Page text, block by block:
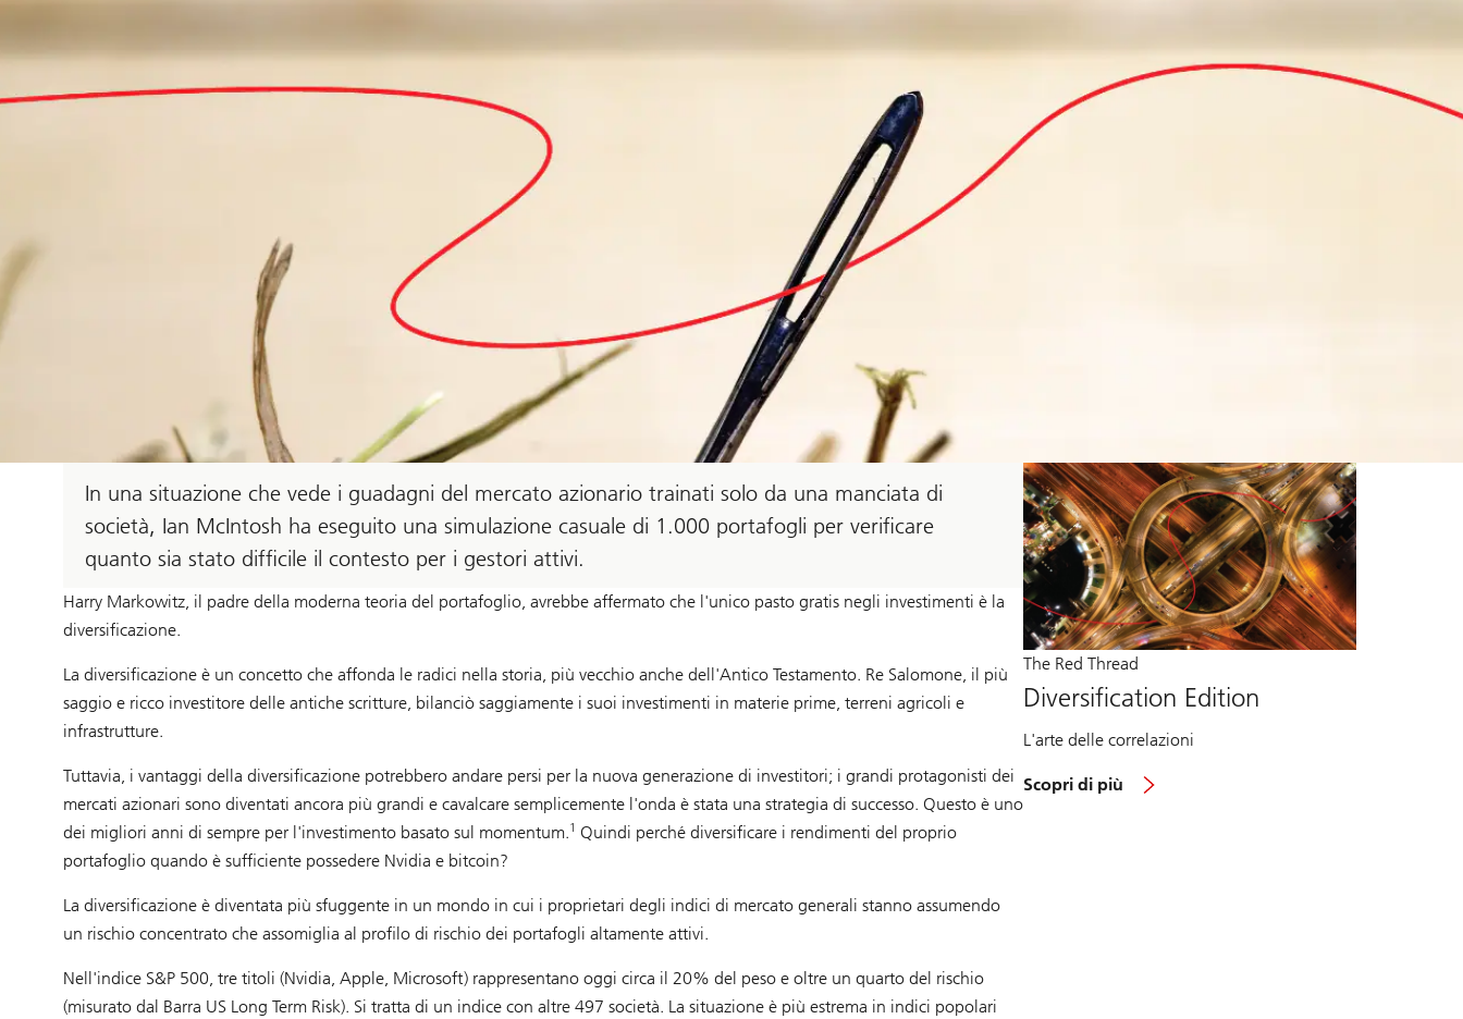
In una situazione che vede i guadagni del mercato azionario trainati solo da una manciata di
società, Ian McIntosh ha eseguito una simulazione casuale di 1.000 portafogli per verificare
quanto sia stato difficile il contesto per i gestori attivi.
Harry Markowitz, il padre della moderna teoria del portafoglio, avrebbe affermato che l'unico pasto gratis negli investimenti è la
diversificazione.
La diversificazione è un concetto che affonda le radici nella storia, più vecchio anche dell'Antico Testamento. Re Salomone, il più
saggio e ricco investitore delle antiche scritture, bilanciò saggiamente i suoi investimenti in materie prime, terreni agricoli e
infrastrutture.
Tuttavia, i vantaggi della diversificazione potrebbero andare persi per la nuova generazione di investitori; i grandi protagonisti dei
mercati azionari sono diventati ancora più grandi e cavalcare semplicemente l'onda è stata una strategia di successo. Questo è uno
dei migliori anni di sempre per l'investimento basato sul momentum.1 Quindi perché diversificare i rendimenti del proprio
portafoglio quando è sufficiente possedere Nvidia e bitcoin?
La diversificazione è diventata più sfuggente in un mondo in cui i proprietari degli indici di mercato generali stanno assumendo
un rischio concentrato che assomiglia al profilo di rischio dei portafogli altamente attivi.
Nell'indice S&P 500, tre titoli (Nvidia, Apple, Microsoft) rappresentano oggi circa il 20% del peso e oltre un quarto del rischio
(misurato dal Barra US Long Term Risk). Si tratta di un indice con altre 497 società. La situazione è più estrema in indici popolari
The Red Thread
Diversification Edition
L'arte delle correlazioni
Scopri di più